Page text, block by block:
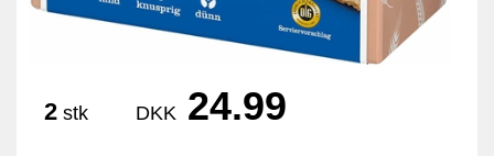
2 stk DKK 24.99